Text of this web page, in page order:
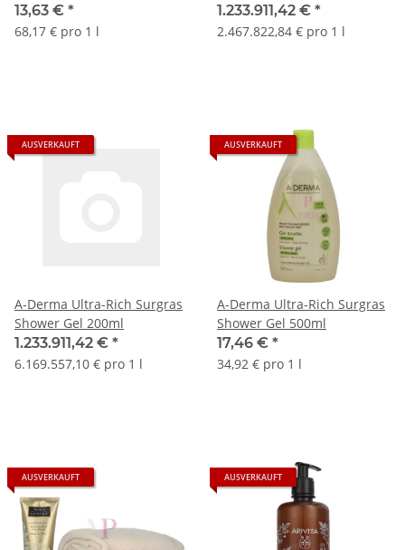
13,63 € *
68,17 € pro 1 l
1.233.911,42 € *
2.467.822,84 € pro 1 l
AUSVERKAUFT
A-Derma Ultra-Rich Surgras
Shower Gel 200ml
1.233.911,42 € *
6.169.557,10 € pro 1 l
AUSVERKAUFT
A-Derma Ultra-Rich Surgras
Shower Gel 500ml
17,46 € *
34,92 € pro 1 l
AUSVERKAUFT AUSVERKAUFT